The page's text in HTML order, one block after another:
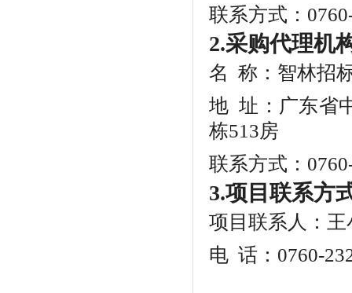
联系方式：
2.采购代理机
名 称：智林招
地 址：广东省
栋513房
联系方式：
3.项目联系方
项目联系人：王
电 话：0760-